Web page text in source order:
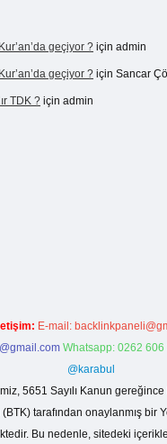
geçiyor ? için admin
geçiyor ? için Sancar Çöl
TDK ? için admin
E-mail:
Whatsapp: 0262 606
@karabul
5651 Sayılı Kanun
(BTK) tarafından onaylanmış bir
Bu nedenle, sitedeki